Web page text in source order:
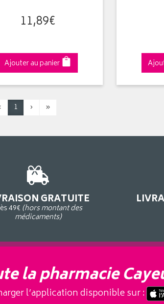
11,89€
Ajouter au panier
1 › »
GRATUITE
49€ (hors montant des
médicaments)
la pharmacie
l’application disponible sur :